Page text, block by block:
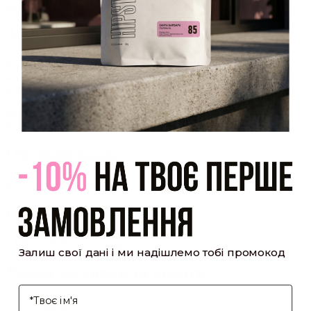
Закрити
Акаунт створено
Ви зареєструвалися на сайтіHipster.coffeeroasters і вже
можете користуватися особистим кабінетом, щоб отримувати
знижки та відстежувати історію замовлень!
[cf7form cf7key="wholesale-popup"]
Обсмажування кави
Залиш свої дані і ми надішлемо тобі промокод
І'мя